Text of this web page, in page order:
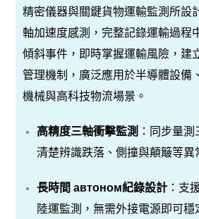
精密儀器與關鍵貨物運輸監測所設
軸加速度感測，完整記錄運輸過程
傾斜事件，即時掌握運輸風險，建
管理機制，廣泛應用於半導體設備
機械與高科技物流場景。
高精度三軸衝擊監測 ：同步量測
清楚辨識跌落、側撞與顛簸等異
長時間 автоном紀錄設計 ：支
陸運監測，無需外接電源即可穩